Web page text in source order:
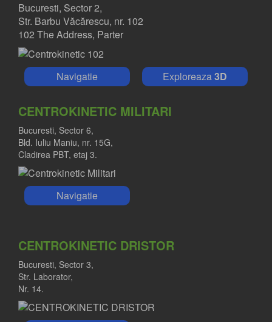
Bucuresti, Sector 2,
Str. Barbu Văcărescu, nr. 102
102 The Address, Parter
Navigatie Exploreaza3D
CENTROKINETIC MILITARI
Bucuresti, Sector 6,
Bld. Iuliu Maniu, nr. 15G,
Cladirea PBT, etaj 3.
Navigatie
CENTROKINETIC DRISTOR
Bucuresti, Sector 3,
Str. Laborator,
Nr. 14.